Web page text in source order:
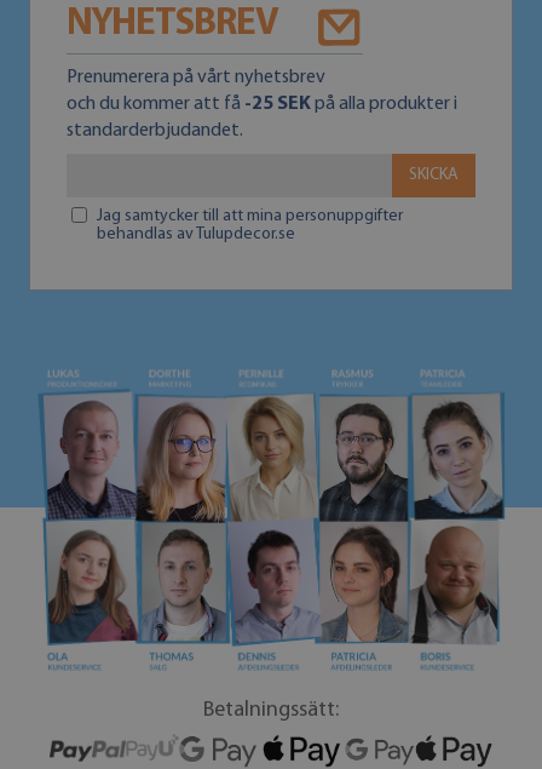
NYHETSBREV
Prenumerera på vårt nyhetsbrev
och du kommer att få -25 SEKpå alla produkter i
standarderbjudandet.
SKICKA
Jag samtycker till att mina personuppgifter
behandlas av Tulupdecor.se
Betalningssätt: